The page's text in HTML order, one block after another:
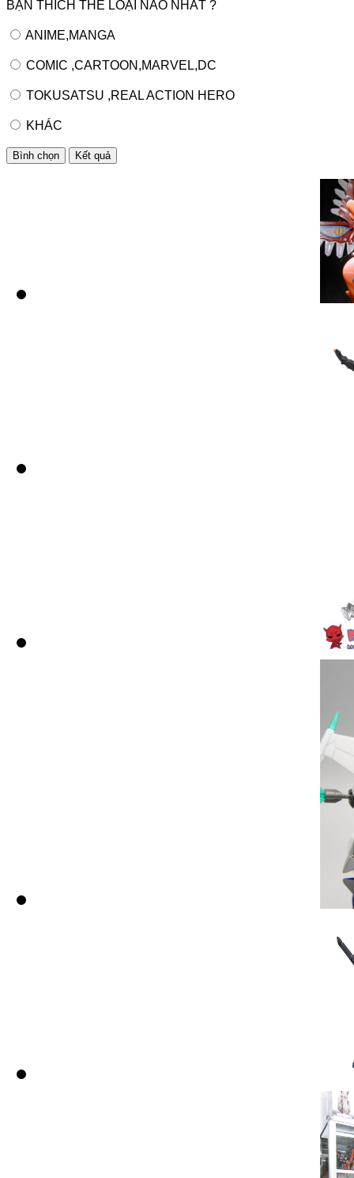
BẠN THÍCH THỂ LOẠI NÀO NHẤT ?
ANIME,MANGA
COMIC ,CARTOON,MARVEL,DC
TOKUSATSU ,REAL ACTION HERO
KHÁC